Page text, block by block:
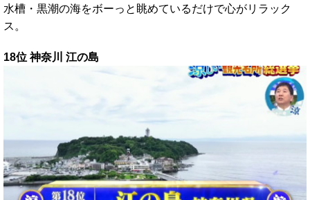
水槽・黒潮の海をボーっと眺めているだけで心がリラック
ス。
18位 神奈川 江の島